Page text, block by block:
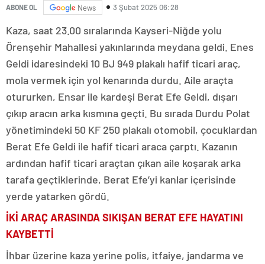
ABONE OL News 3 Şubat 2025 06:28
Kaza, saat 23.00 sıralarında Kayseri-Niğde yolu
Örenşehir Mahallesi yakınlarında meydana geldi. Enes
Geldi idaresindeki 10 BJ 949 plakalı hafif ticari araç,
mola vermek için yol kenarında durdu. Aile araçta
otururken, Ensar ile kardeşi Berat Efe Geldi, dışarı
çıkıp aracın arka kısmına geçti. Bu sırada Durdu Polat
yönetimindeki 50 KF 250 plakalı otomobil, çocuklardan
Berat Efe Geldi ile hafif ticari araca çarptı. Kazanın
ardından hafif ticari araçtan çıkan aile koşarak arka
tarafa geçtiklerinde, Berat Efe’yi kanlar içerisinde
yerde yatarken gördü.
İKİ ARAÇ ARASINDA SIKIŞAN BERAT EFE HAYATINI
KAYBETTİ
İhbar üzerine kaza yerine polis, itfaiye, jandarma ve